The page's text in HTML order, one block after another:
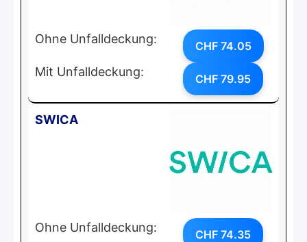
Ohne Unfalldeckung: CHF 74.05
Mit Unfalldeckung: CHF 79.95
SWICA
Ohne Unfalldeckung: CHF 74.35